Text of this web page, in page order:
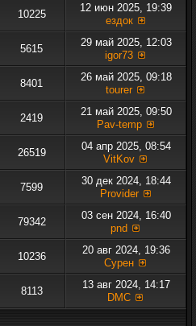
10225
12 июн 2025, 19:39
ездок
5615
29 май 2025, 12:03
igor73
8401
26 май 2025, 09:18
tourer
2419
21 май 2025, 09:50
Pav-temp
26519
04 апр 2025, 08:54
VitKov
7599
30 дек 2024, 18:44
Provider
79342
03 сен 2024, 16:40
pnd
10236
20 авг 2024, 19:36
Сурен
8113
13 авг 2024, 14:17
DMC